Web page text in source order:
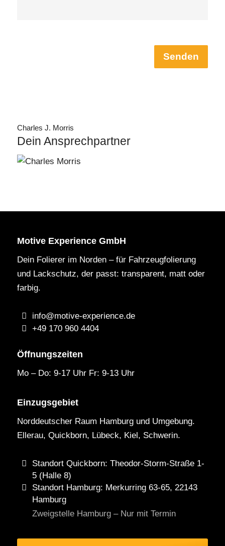
Senden
Charles J. Morris
Dein Ansprechpartner
Motive Experience GmbH
Dein Folierer im Norden – für Fahrzeugfolierung
und Lackschutz, der passt: transparent, matt oder
farbig.
info@motive-experience.de
+49 170 960 4404
Öffnungszeiten
Mo – Do: 9-17 Uhr Fr: 9-13 Uhr
Einzugsgebiet
Norddeutscher Raum Hamburg und Umgebung.
Ellerau, Quickborn, Lübeck, Kiel, Schwerin.
Standort Quickborn: Theodor-Storm-Straße 1-
5 (Halle 8)
Standort Hamburg: Merkurring 63-65, 22143
Hamburg
Zweigstelle Hamburg – Nur mit Termin